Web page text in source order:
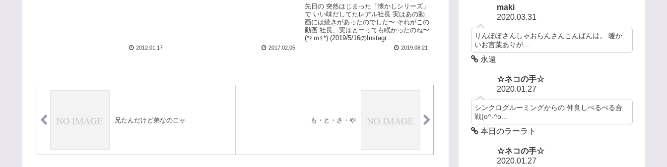
2012.01.17 2017.02.05
先日の 突然はじまった「懐かしシリーズ」
で いい味だしてたレアル社長 実はあの動
画には続きがあったのでした〜 それがこの
動画 社長、実はとーっても眠かったのね〜
(*≧ｍ≦*) (2019/5/16のInstagr...
2019.08.21
兄たんだけど弟なのニャ も・と・さ・や
maki
2020.03.31
りんぽぽさんしゃおらんさんこんばんは。 暖か
いお言葉ありが...
永遠
☆ネコの手☆
2020.01.27
シンクログルーミングからの 仲良しぺるぺる合
戦(o^-^o...
本日のラーラト
☆ネコの手☆
2020.01.27